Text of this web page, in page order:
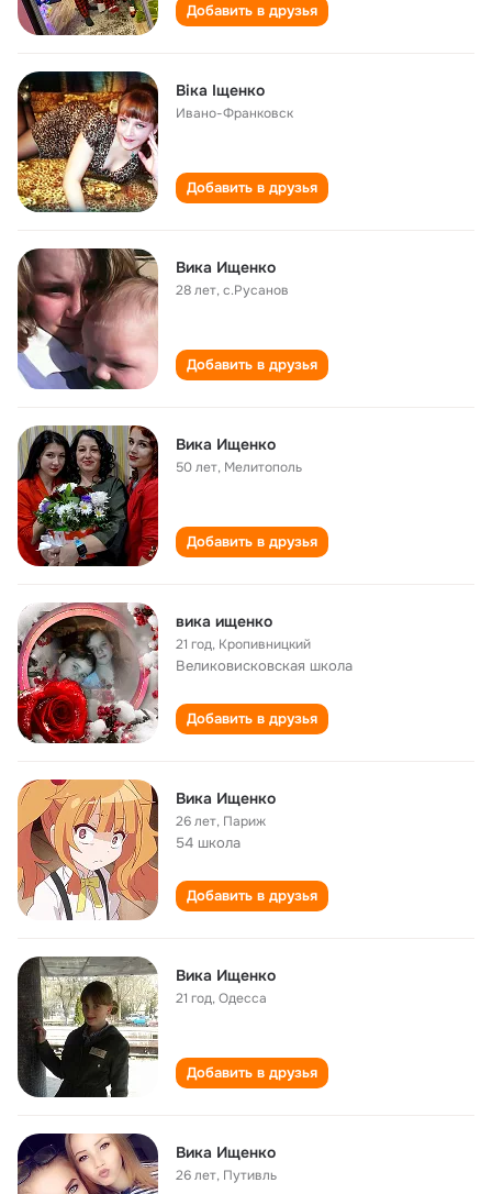
Добавить в друзья
Віка Іщенко
Ивано-Франковск
Добавить в друзья
Вика Ищенко
28 лет,с.Русанов
Добавить в друзья
Вика Ищенко
50 лет, Мелитополь
Добавить в друзья
вика ищенко
21 год, Кропивницкий
Великовисковская школа
Добавить в друзья
Вика Ищенко
26 лет, Париж
54 школа
Добавить в друзья
Вика Ищенко
21 год,Одесса
Добавить в друзья
Вика Ищенко
26 лет, Путивль